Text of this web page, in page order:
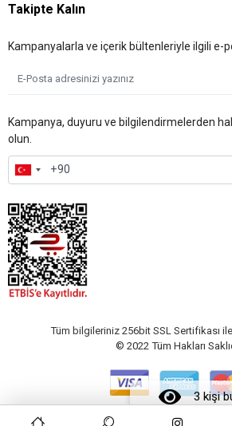
3 kişi
Takipte Kalın
Kampanyalarla ve içerik bültenleriyle ilgili e-
Kampanya, duyuru ve bilgilendirmelerden
olun.
Tüm bilgileriniz 256bit SSL Sertifikası
© 2022 Tüm Hakları